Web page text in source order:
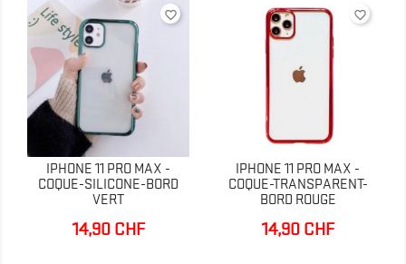
IPHONE 11 PRO MAX -
COQUE-SILICONE-BORD
VERT
Prix
14,90 CHF
favorite_border
IPHONE 11 PRO MAX -
COQUE-TRANSPARENT-
BORD ROUGE
Prix
14,90 CHF
favorite_border